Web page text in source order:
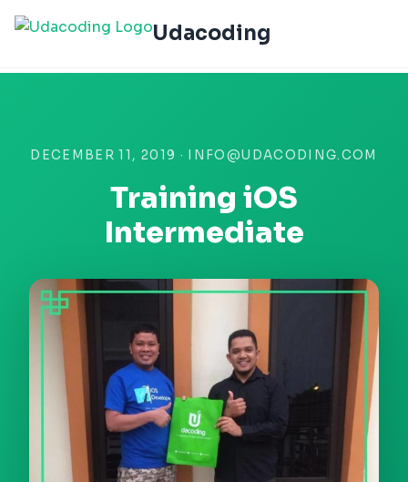
Udacoding
DECEMBER 11, 2019 · INFO@UDACODING.COM
Training iOS
Intermediate